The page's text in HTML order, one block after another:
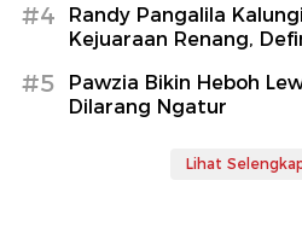
#4
Randy Pangalila
Kejuaraan Renang,
#5
Pawzia Bikin Heboh
Dilarang Ngatur
Lihat